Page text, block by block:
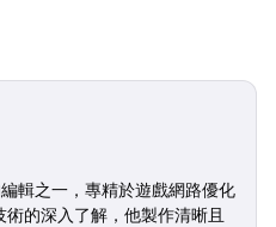
輯之一，專精於遊戲網路優化
的深入了解，他製作清晰且